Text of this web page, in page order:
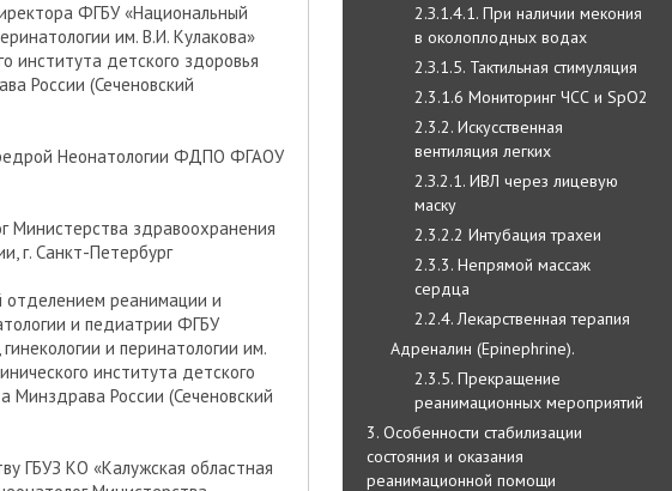
2.З.1.4.1. При наличии мекония
в околоплодных водах
2.З.1.5. Тактильная стимуляция
2.3.1.6 Мониторинг ЧСС и SpO2
2.3.2. Искусственная
вентиляция легких
2.З.2.1. ИВЛ через лицевую
маску
2.3.2.2 Интубация трахеи
2.3.3. Непрямой массаж
сердца
2.2.4. Лекарственная терапия
Адреналин (Epinephrine).
2.3.5. Прекращение
реанимационных мероприятий
3. Особенности стабилизации
состояния и оказания
реанимационной помощи
ФГБУ «Национальный
им. В.И. Кулакова»
института детского здоровья
России (Сеченовский
Неонатологии ФДПО ФГАОУ
Министерства здравоохранения
г. Санкт-Петербург
отделением реанимации и
и педиатрии ФГБУ
и перинатологии им.
института детского
России (Сеченовский
ГБУЗ КО «Калужская областная